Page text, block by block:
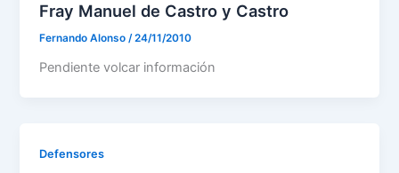
Fray Manuel de Castro y Castro
Fernando Alonso/24/11/2010
Pendiente volcar información
Defensores